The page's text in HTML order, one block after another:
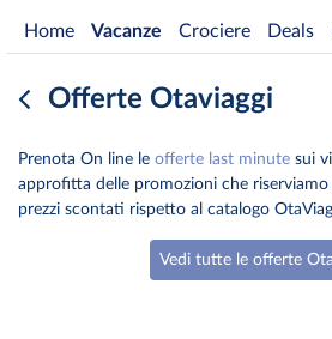
Home Vacanze Crociere Deals
Offerte Otaviaggi
Prenota On line le offerte last minute sui
approfitta delle promozioni che
prezzi scontati rispetto al catalogo
Vedi tutte le offerte